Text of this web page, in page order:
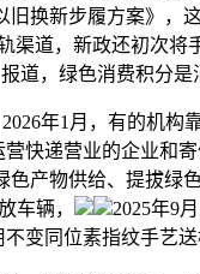
换新步履方案》
道，新政还初次
道，绿色消费积分是
年1月，有的机构
快递营业的企业和
产物供给、提拔
车辆，
2025年9
变同位素指纹手艺送